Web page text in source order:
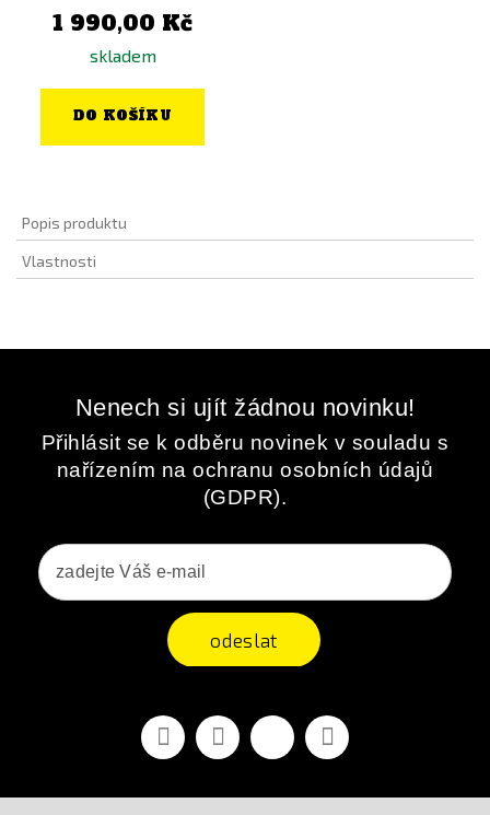
1 990,00 Kč
skladem
DO KOŠÍKU
Popis produktu
Vlastnosti
Nenech si ujít žádnou novinku!
Přihlásit se k odběru novinek v souladu s
nařízením na ochranu osobních údajů
(GDPR).
odeslat
FacebookYouTubeVimeo Instagram